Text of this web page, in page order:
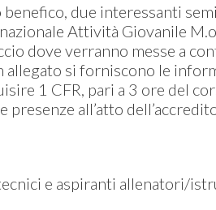
benefico, due interessanti
Attività Giovanile
dove verranno messe a
si forniscono le
1 CFR, pari a 3 ore del
all’atto
e aspiranti allenatori/